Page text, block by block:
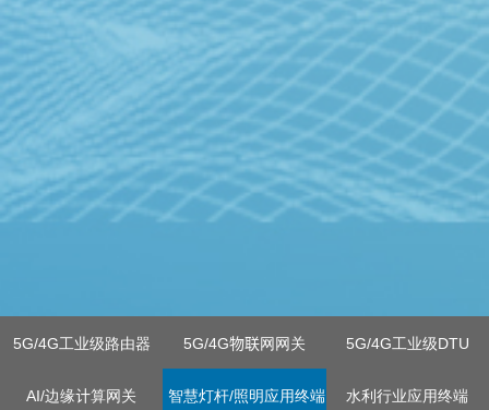
5G/4G工业级路由器 5G/4G物联网网关 5G/4G工业级DTU
AI/边缘计算网关 智慧灯杆/照明应用终端 水利行业应用终端